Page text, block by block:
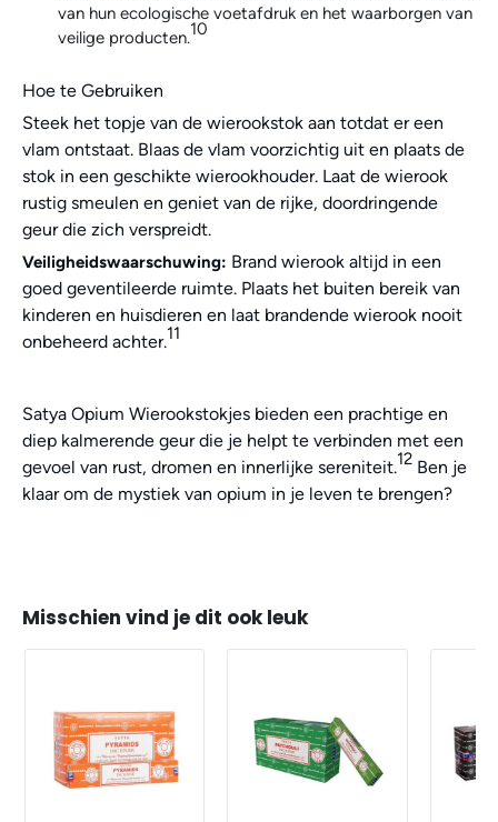
van hun ecologische voetafdruk en het waarborgen van
veilige producten.10
Hoe te Gebruiken
Steek het topje van de wierookstok aan totdat er een
vlam ontstaat. Blaas de vlam voorzichtig uit en plaats de
stok in een geschikte wierookhouder. Laat de wierook
rustig smeulen en geniet van de rijke, doordringende
geur die zich verspreidt.
Veiligheidswaarschuwing: Brand wierook altijd in een
goed geventileerde ruimte. Plaats het buiten bereik van
kinderen en huisdieren en laat brandende wierook nooit
onbeheerd achter.11
Satya Opium Wierookstokjes bieden een prachtige en
diep kalmerende geur die je helpt te verbinden met een
gevoel van rust, dromen en innerlijke sereniteit.12 Ben je
klaar om de mystiek van opium in je leven te brengen?
Misschien vind je dit ook leuk